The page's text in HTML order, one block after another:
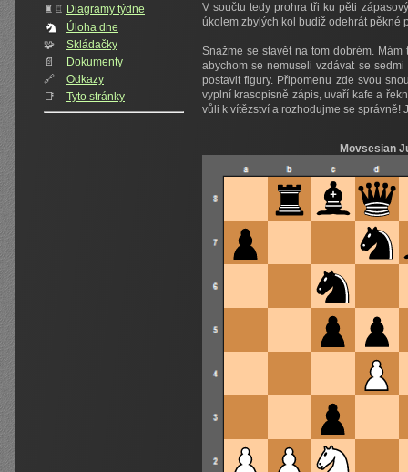
♜♖ Diagramy týdne
Úloha dne
🧩
Skládačky
📄
Dokumenty
🔗
Odkazy
📑
Tyto stránky
V součtu tedy prohra tři ku pěti
úkolem zbylých kol budiž odehrát pěkné
Snažme se stavět na tom dobrém.
abychom se nemuseli vzdávat se
postavit figury. Připomenu zde svou
vyplní krasopisně zápis, uvaří kafe a
vůli k vítězství a rozhodujme se správně!
Movsesian